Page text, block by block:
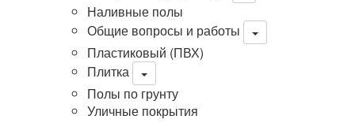
Наливные полы
Общие вопросы и работы
Пластиковый (ПВХ)
Плитка
Полы по грунту
Уличные покрытия